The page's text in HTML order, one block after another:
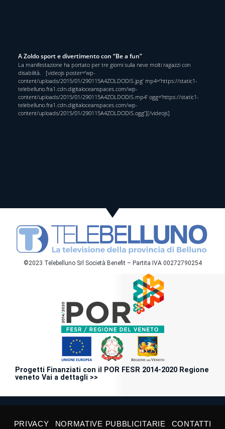
A Zoldo sport e divertimento con “Be a fun”
La manifestazione ha portato per tre giorni sulla neve molti ragazzi con
disabilità. [videojs poster=’wp-
content/uploads/2015/01/290115A4ZOLDODIS.jpg’ mp4=’https://static1-
telebelluno.fra1.cdn.digitaloceanspaces.com/wp-
content/uploads/2015/01/290115A4ZOLDODIS.mp4′ ogg=’https://static1-
telebelluno.fra1.cdn.digitaloceanspaces.com/wp-
content/uploads/2015/01/290115A4ZOLDODIS.ogg’][/videojs]
©2023 Telebelluno Srl Società Benefit – Partita IVA 00272790254
Progetti Finanziati con il POR FESR 2014-2020 Regione
veneto Vai a dettagli >>
PRIVACY NORMATIVE PUBBLICITARIE CONTATTI